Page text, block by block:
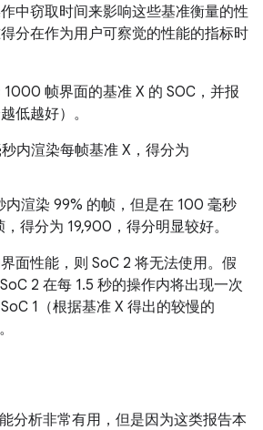
中窃取时间来影响这些基准衡量的性
分在作为用户可察觉的性能的指标时
帧界面的基准 X 的 SOC，并报
低越好）。
内渲染每帧基准 X，得分为
内渲染 99% 的帧，但是在 100 毫秒
得分为 19,900，得分明显较好。
面性能，则 SoC 2 将无法使用。假
2 在每 1.5 秒的操作内将出现一次
1（根据基准 X 得出的较慢的
分析非常有用，但是因为这类报告本